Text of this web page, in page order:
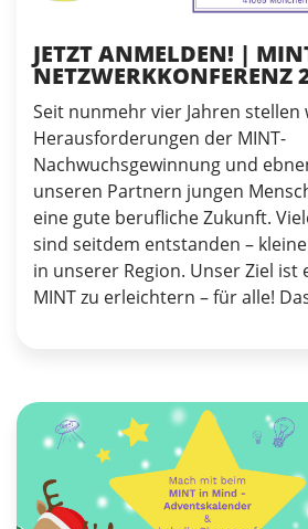
JETZT ANMELDEN! |
NETZWERKKONFERENZ
Seit nunmehr vier Jahren stellen
Herausforderungen der MINT-
Nachwuchsgewinnung und
unseren Partnern jungen
eine gute berufliche Zukunft.
sind seitdem entstanden –
in unserer Region. Unser Ziel ist
MINT zu erleichtern – für alle!